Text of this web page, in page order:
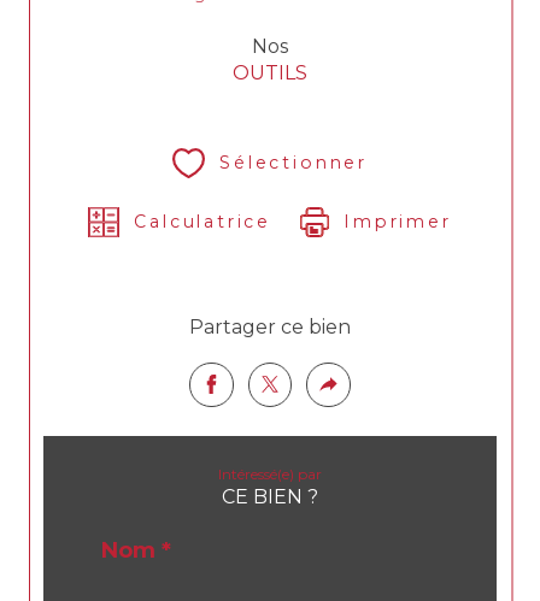
Nos
OUTILS
Sélectionner
Calculatrice Imprimer
Partager ce bien
Intéressé(e) par
CE BIEN ?
Nom *